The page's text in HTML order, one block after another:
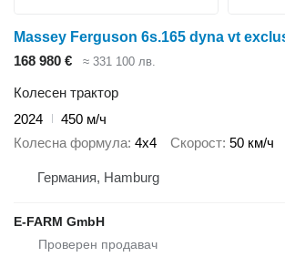
Massey Ferguson 6s.165 dyna vt
168 980 €
≈ 331 100 лв.
Колесен трактор
2024
450 м/ч
Колесна формула 4x4 Скорост 50 км/ч
Германия, Hamburg
E-FARM GmbH